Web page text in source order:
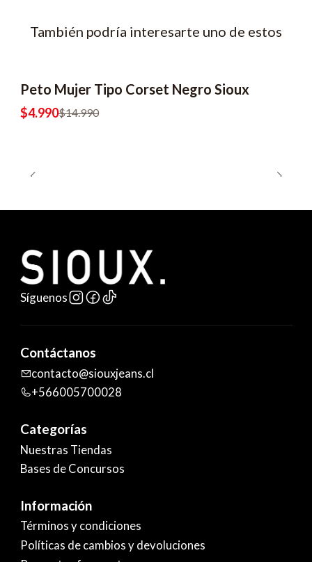
También podría interesarte uno de estos
-67% OFF
2x6990
Peto Mujer Tipo Corset Negro Sioux
$4.990$14.990
Síguenos
Contáctanos
contacto@siouxjeans.cl
+566005700028
Categorías
Nuestras Tiendas
Bases de Concursos
Información
Términos y condiciones
Políticas de cambios y devoluciones